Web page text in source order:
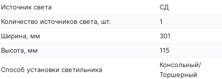
Источник света
СД
Количество источников света, шт.
1
Ширина, мм
301
Высота, мм
115
Способ установки светильника
Консольный/
Торшерный